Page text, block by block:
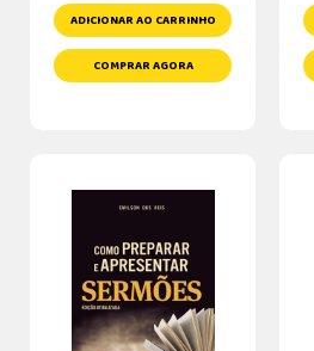
ADICIONAR AO CARRINHO
COMPRAR AGORA